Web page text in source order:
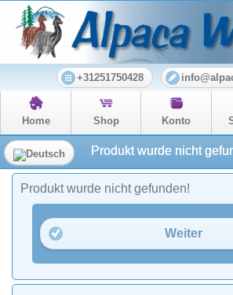
+31251750428
Home Shop Konto
Produkt wurde nicht
Produkt wurde nicht gefunden!
Weiter